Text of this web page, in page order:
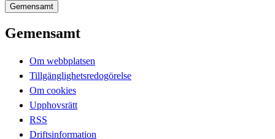
Gemensamt
Gemensamt
Om webbplatsen
Tillgänglighetsredogörelse
Om cookies
Upphovsrätt
RSS
Driftsinformation